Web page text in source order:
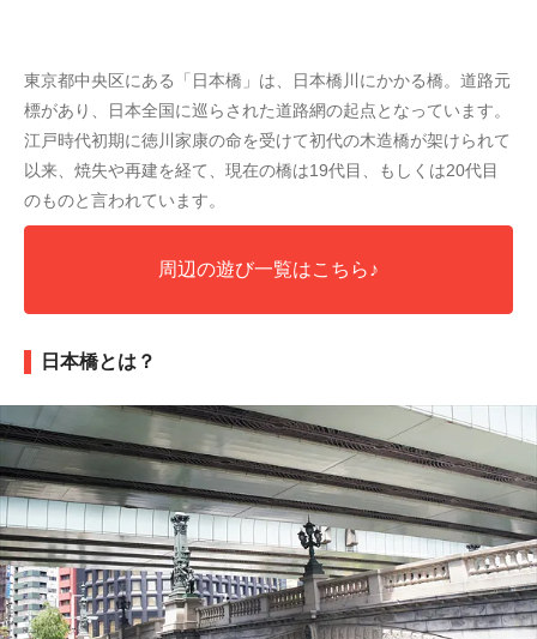
東京都中央区にある「日本橋」は、日本橋川にかかる橋。道路元
標があり、日本全国に巡らされた道路網の起点となっています。
江戸時代初期に徳川家康の命を受けて初代の木造橋が架けられて
以来、焼失や再建を経て、現在の橋は19代目、もしくは20代目
のものと言われています。
周辺の遊び一覧はこちら♪
日本橋とは？